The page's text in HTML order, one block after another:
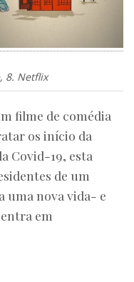
8. Netflix
filme de comédia
os início da
Covid-19, esta
de um
uma nova vida- e
em